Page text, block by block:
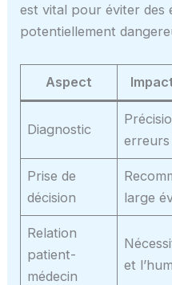
est vital pour éviter des
potentiellement
Aspect
Diagnostic
erreurs
Prise de
décision
large
Relation
patient-
médecin
et